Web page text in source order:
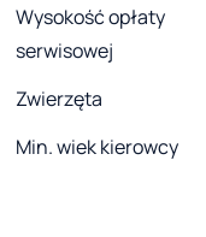
Wysokość opłaty
serwisowej
Zwierzęta
Min. wiek kierowcy